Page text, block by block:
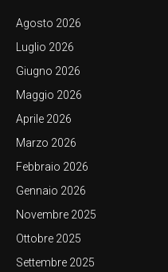
Agosto 2026
Luglio 2026
Giugno 2026
Maggio 2026
Aprile 2026
Marzo 2026
Febbraio 2026
Gennaio 2026
Novembre 2025
Ottobre 2025
Settembre 2025